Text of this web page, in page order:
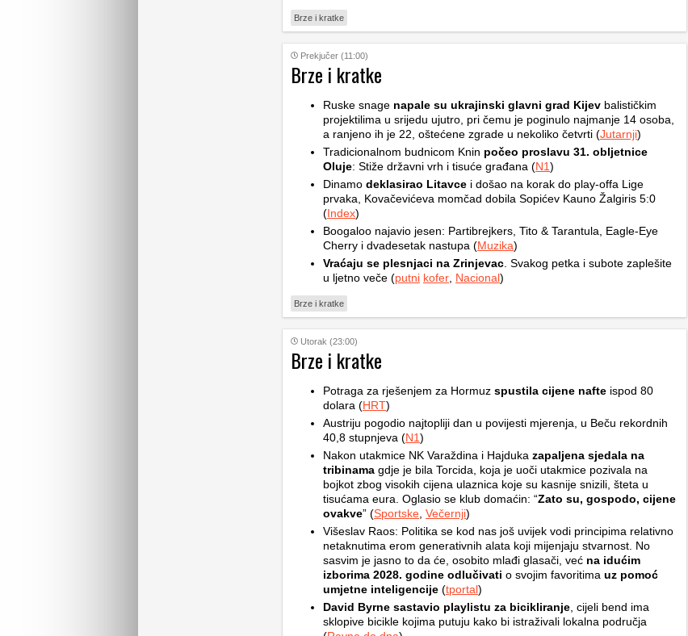
Brze i kratke
Prekjučer (11:00)
Brze i kratke
Ruske snage napale su ukrajinski glavni grad Kijev balističkim
projektilima u srijedu ujutro, pri čemu je poginulo najmanje 14 osoba,
a ranjeno ih je 22, oštećene zgrade u nekoliko četvrti (Jutarnji)
Tradicionalnom budnicom Knin počeo proslavu 31. obljetnice
Oluje: Stiže državni vrh i tisuće građana (N1)
Dinamo deklasirao Litavce i došao na korak do play-offa Lige
prvaka, Kovačevićeva momčad dobila Sopićev Kauno Žalgiris 5:0
(Index)
Boogaloo najavio jesen: Partibrejkers, Tito & Tarantula, Eagle-Eye
Cherry i dvadesetak nastupa (Muzika)
Vraćaju se plesnjaci na Zrinjevac . Svakog petka i subote zaplešite
u ljetno veče (putni kofer Nacional)
Brze i kratke
Utorak (23:00)
Brze i kratke
Potraga za rješenjem za Hormuz spustila cijene nafte ispod 80
dolara (HRT)
Austriju pogodio najtopliji dan u povijesti mjerenja, u Beču rekordnih
40,8 stupnjeva (N1)
Nakon utakmice NK Varaždina i Hajduka zapaljena sjedala na
tribinama gdje je bila Torcida, koja je uoči utakmice pozivala na
bojkot zbog visokih cijena ulaznica koje su kasnije snizili, šteta u
tisućama eura. Oglasio se klub domaćin: “Zato su, gospodo, cijene
ovakve” (Sportske Večernji)
Višeslav Raos: Politika se kod nas još uvijek vodi principima relativno
netaknutima erom generativnih alata koji mijenjaju stvarnost. No
sasvim je jasno to da će, osobito mlađi glasači, već na idućim
izborima 2028. godine odlučivati o svojim favoritima uz pomoć
umjetne inteligencije (tportal)
David Byrne sastavio playlistu za bicikliranje , cijeli bend ima
sklopive bicikle kojima putuju kako bi istraživali lokalna područja